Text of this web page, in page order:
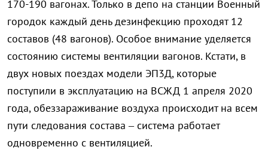
170-190 вагонах. Только в депо на станции Военный
городок каждый день дезинфекцию проходят 12
составов (48 вагонов). Особое внимание уделяется
состоянию системы вентиляции вагонов. Кстати, в
двух новых поездах модели ЭП3Д, которые
поступили в эксплуатацию на ВСЖД 1 апреля 2020
года, обеззараживание воздуха происходит на всем
пути следования состава – система работает
одновременно с вентиляцией.